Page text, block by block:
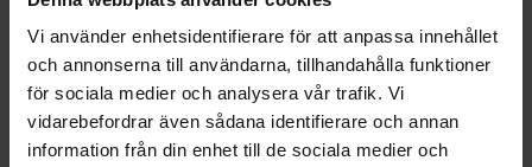
Vi använder enhetsidentifierare för att anpassa innehållet
och annonserna till användarna, tillhandahålla funktioner
för sociala medier och analysera vår trafik. Vi
vidarebefordrar även sådana identifierare och annan
information från din enhet till de sociala medier och
Lörd Stängt Juli-Aug
© Copyrightskyddat material på sidan. Sevillkor
HANDLA